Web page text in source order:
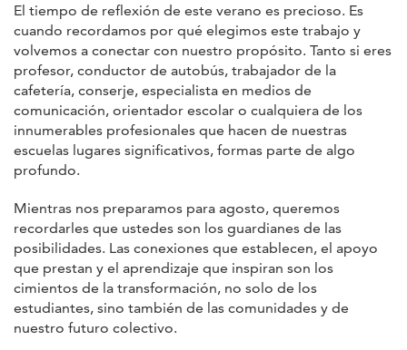
El tiempo de reflexión de este verano es precioso. Es
cuando recordamos por qué elegimos este trabajo y
volvemos a conectar con nuestro propósito. Tanto si eres
profesor, conductor de autobús, trabajador de la
cafetería, conserje, especialista en medios de
comunicación, orientador escolar o cualquiera de los
innumerables profesionales que hacen de nuestras
escuelas lugares significativos, formas parte de algo
profundo.
Mientras nos preparamos para agosto, queremos
recordarles que ustedes son los guardianes de las
posibilidades. Las conexiones que establecen, el apoyo
que prestan y el aprendizaje que inspiran son los
cimientos de la transformación, no solo de los
estudiantes, sino también de las comunidades y de
nuestro futuro colectivo.